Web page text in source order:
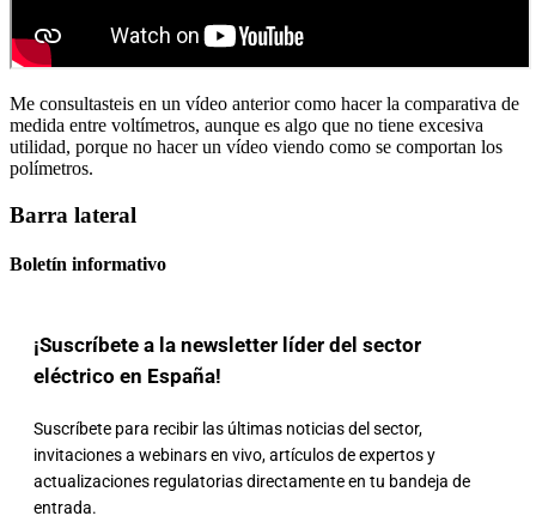
Me consultasteis en un vídeo anterior como hacer la comparativa de
medida entre voltímetros, aunque es algo que no tiene excesiva
utilidad, porque no hacer un vídeo viendo como se comportan los
polímetros.
Barra lateral
Boletín informativo
¡Suscríbete a la newsletter líder del sector
eléctrico en España!
Suscríbete para recibir las últimas noticias del sector,
invitaciones a webinars en vivo, artículos de expertos y
actualizaciones regulatorias directamente en tu bandeja de
entrada.